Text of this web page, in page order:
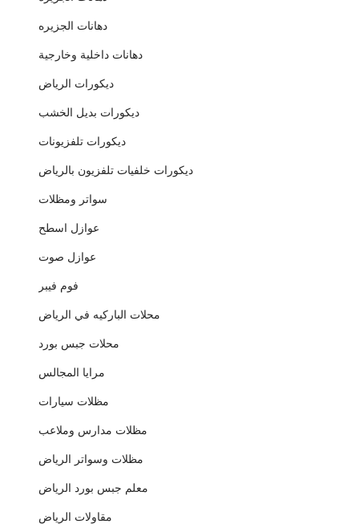
دهانات الجزيره
دهانات داخلية وخارجية
ديكورات الرياض
ديكورات بديل الخشب
ديكورات تلفزيونات
ديكورات خلفيات تلفزيون بالرياض
سواتر ومظلات
عوازل اسطح
عوازل صوت
فوم فيبر
محلات الباركيه في الرياض
محلات جبس بورد
مرايا المجالس
مظلات سيارات
مظلات مدارس وملاعب
مظلات وسواتر الرياض
معلم جبس بورد الرياض
مقاولات الرياض